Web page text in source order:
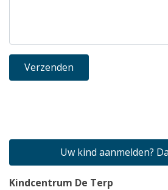
Verzenden
Uw kind aanmelden?
Kindcentrum De Terp